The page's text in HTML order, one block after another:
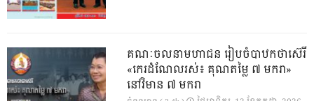
គណៈចលនាមហាជន រៀបចំបាឋកថាស៊េរី
«កេរដំណែលរស់៖ គុណតម្លៃ ៧ មករា»
នៅវិមាន ៧ មករា